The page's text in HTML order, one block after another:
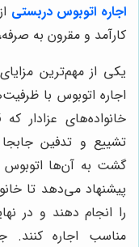
اجاره اتوبوس دربستی
کارآمد و مقرون به
یکی از مهم‌ترین
اجاره اتوبوس با
خانواده‌های عزادار
تشییع و تدفین
گشت به آن‌ها اتوبوس
پیشنهاد می‌دهد تا
را انجام دهند و در
مناسب اجاره